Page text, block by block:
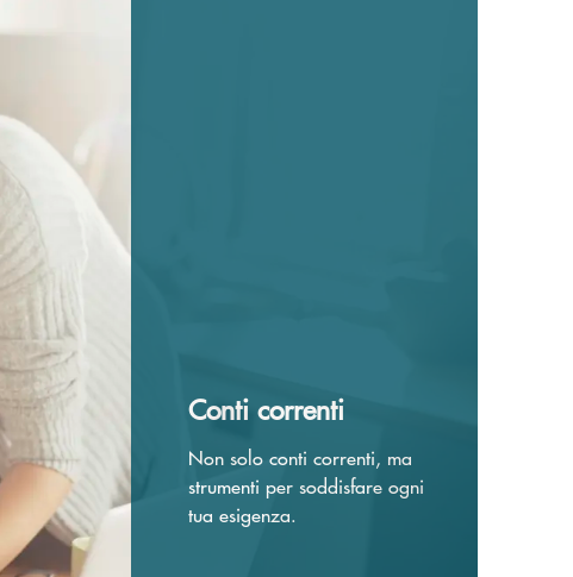
Conti correnti
Non solo conti correnti, ma
strumenti per soddisfare ogni
tua esigenza.